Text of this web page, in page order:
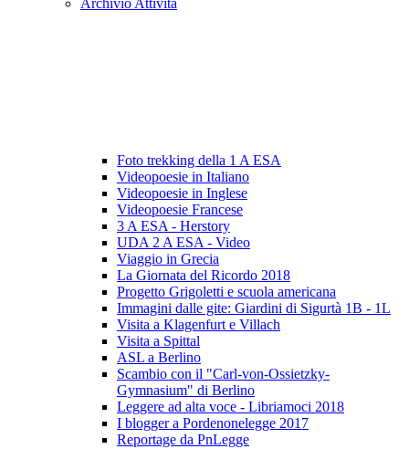
Archivio Attività
Foto trekking della 1 A ESA
Videopoesie in Italiano
Videopoesie in Inglese
Videopoesie Francese
3 A ESA - Herstory
UDA 2 A ESA - Video
Viaggio in Grecia
La Giornata del Ricordo 2018
Progetto Grigoletti e scuola americana
Immagini dalle gite: Giardini di Sigurtà 1B - 1L
Visita a Klagenfurt e Villach
Visita a Spittal
ASL a Berlino
Scambio con il "Carl-von-Ossietzky-
Gymnasium" di Berlino
Leggere ad alta voce - Libriamoci 2018
I blogger a Pordenonelegge 2017
Reportage da PnLegge